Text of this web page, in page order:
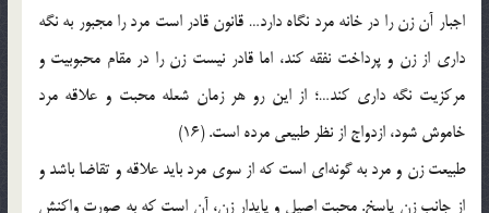
اجبار آن زن را در خانه مرد نگاه دارد… قانون قادر است مرد را مجبور به نگه
داری از زن و پرداخت نفقه کند، اما قادر نیست زن را در مقام محبوبیت و
مرکزیت نگه داری کند…؛ از این رو هر زمان شعله محبت و علاقه مرد
خاموش شود، ازدواج از نظر طبیعی مرده است. (16)
طبیعت زن و مرد به گونه‌ای است که از سوی مرد باید علاقه و تقاضا باشد و
از جانب زن پاسخ. محبت اصیل و پایدار زن، آن است که به صورت واکنش